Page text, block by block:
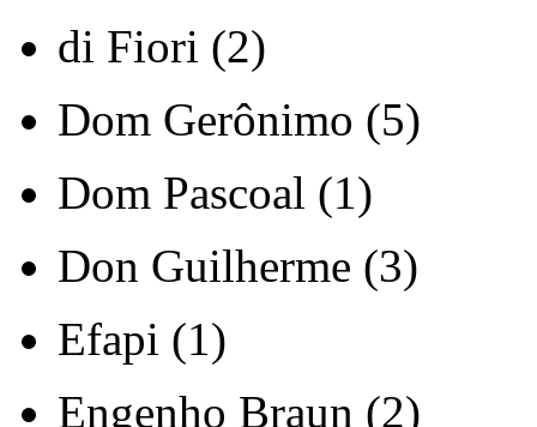
di Fiori (2)
Dom Gerônimo (5)
Dom Pascoal (1)
Don Guilherme (3)
Efapi (1)
Engenho Braun (2)